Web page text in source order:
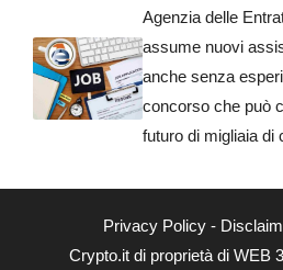
Agenzia delle
assume nuovi
anche senza
concorso che può
futuro di migliaia di
Privacy Policy -
Crypto.it di proprietà di WEB